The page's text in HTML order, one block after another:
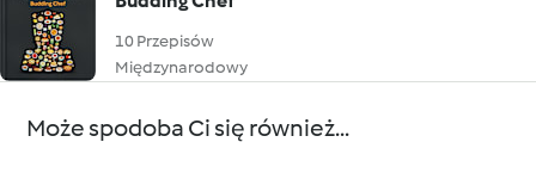
10 Przepisów
Międzynarodowy
Może spodoba Ci się również...